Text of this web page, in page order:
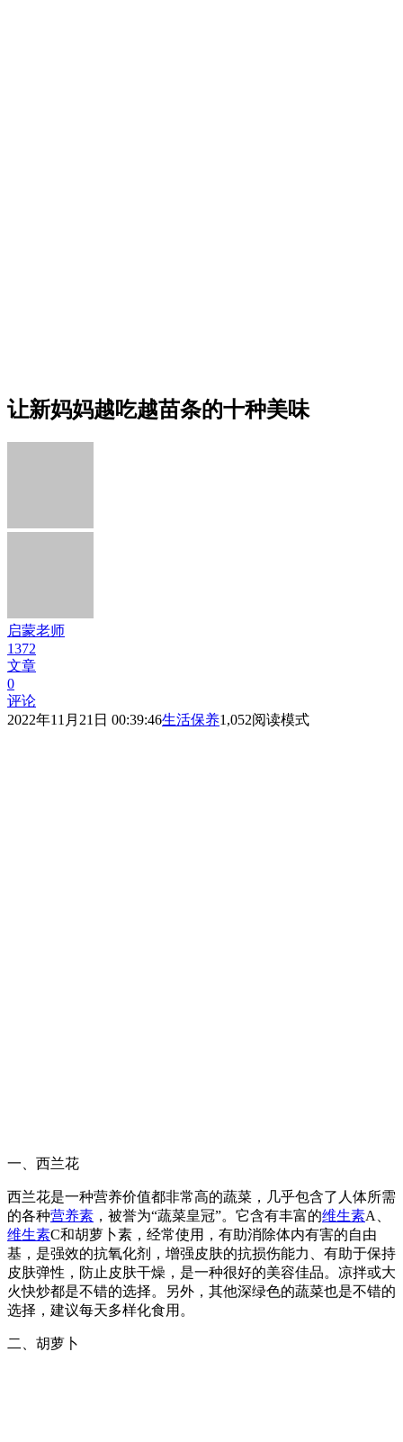
让新妈妈越吃越苗条的十种美味
启蒙老师
1372
文章
0
评论
2022年11月21日 00:39:46生活保养1,052阅读模式
一、西兰花
西兰花是一种营养价值都非常高的蔬菜，几乎包含了人体所需
的各种营养素 ，被誉为“蔬菜皇冠”。它含有丰富的维生素A、
维生素C和胡萝卜素，经常使用，有助消除体内有害的自由
基，是强效的抗氧化剂，增强皮肤的抗损伤能力、有助于保持
皮肤弹性，防止皮肤干燥，是一种很好的美容佳品。凉拌或大
火快炒都是不错的选择。另外，其他深绿色的蔬菜也是不错的
选择，建议每天多样化食用。
二、胡萝卜